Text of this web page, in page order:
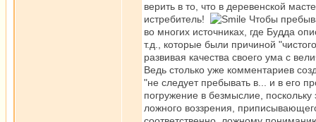
верить в то, что в деревенской
истребитель!
Чтобы
во многих источниках, где Будда
т.д., которые были причиной
развивая качества своего ума с
Ведь столько уже комментариев
"не следует пребывать в... и в его
погружение в безмыслие,
ложного воззрения,